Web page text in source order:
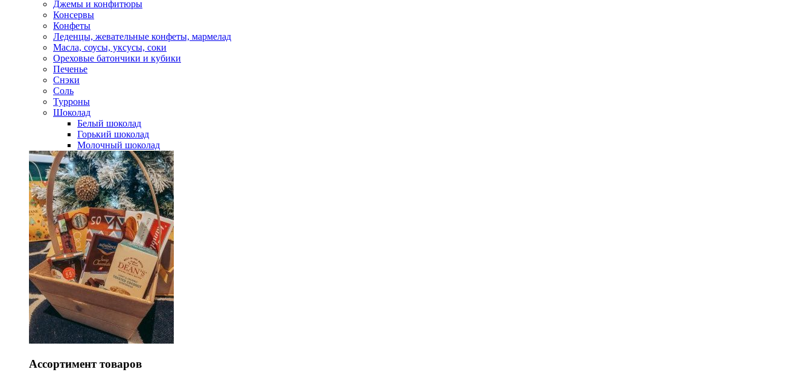
Джемы и конфитюры
Консервы
Конфеты
Леденцы, жевательные конфеты, мармелад
Масла, соусы, уксусы, соки
Ореховые батончики и кубики
Печенье
Снэки
Соль
Турроны
Шоколад
Белый шоколад
Горький шоколад
Молочный шоколад
Ассортимент товаров